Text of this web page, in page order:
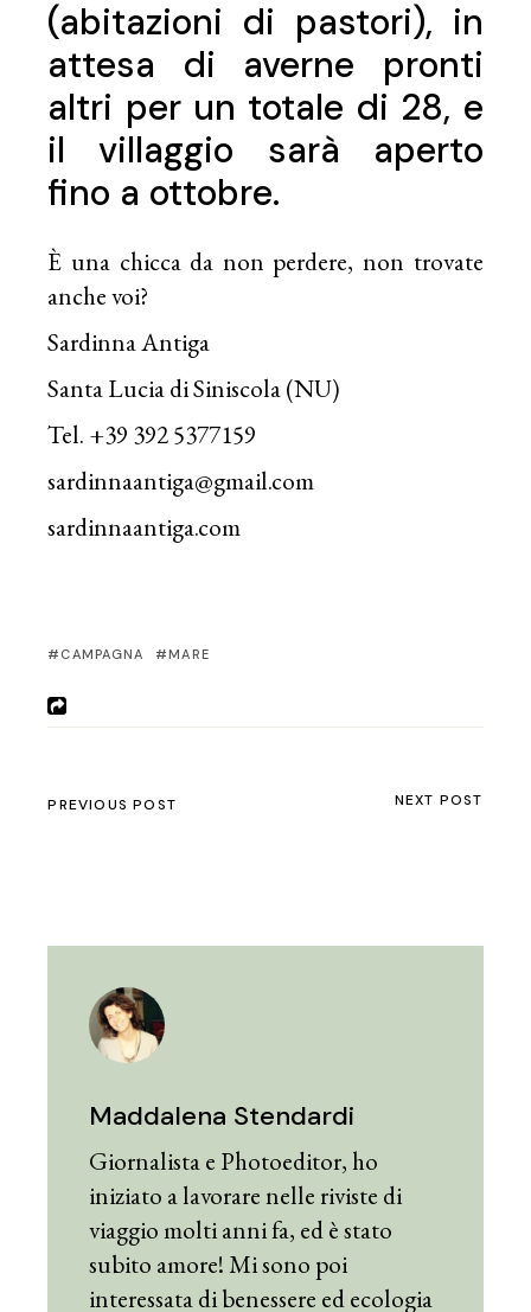
(abitazioni di pastori), in
attesa di averne pronti
altri per un totale di 28, e
il villaggio sarà aperto
fino a ottobre.
È una chicca da non perdere, non trovate
anche voi?
Sardinna Antiga
Santa Lucia di Siniscola (NU)
Tel. +39 392 5377159
sardinnaantiga@gmail.com
sardinnaantiga.com
CAMPAGNA MARE
PREVIOUS POST NEXT POST
Maddalena Stendardi
Giornalista e Photoeditor, ho
iniziato a lavorare nelle riviste di
viaggio molti anni fa, ed è stato
subito amore! Mi sono poi
interessata di benessere ed ecologia